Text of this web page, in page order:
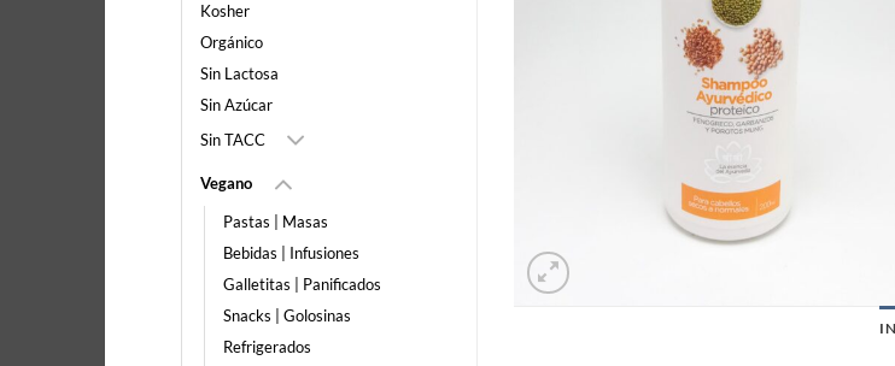
Kosher
Orgánico
Sin Lactosa
Sin Azúcar
Sin TACC
Vegano
Pastas | Masas
Bebidas | Infusiones
Galletitas | Panificados
Snacks | Golosinas
Refrigerados